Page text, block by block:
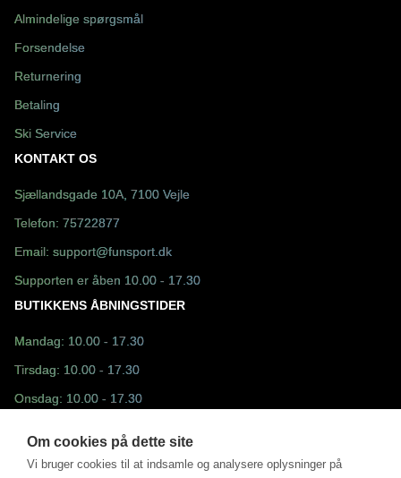
Almindelige spørgsmål
Forsendelse
Returnering
Betaling
Ski Service
KONTAKT OS
Sjællandsgade 10A, 7100 Vejle
Telefon: 75722877
Email: support@funsport.dk
Supporten er åben 10.00 - 17.30
BUTIKKENS ÅBNINGSTIDER
Mandag: 10.00 - 17.30
Tirsdag: 10.00 - 17.30
Onsdag: 10.00 - 17.30
Fredag: 10.30 - 17.30
Om cookies på dette site
Vi bruger cookies til at indsamle og analysere oplysninger på